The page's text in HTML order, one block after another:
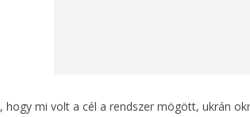
hogy mi volt a cél a rendszer mögött, ukrán